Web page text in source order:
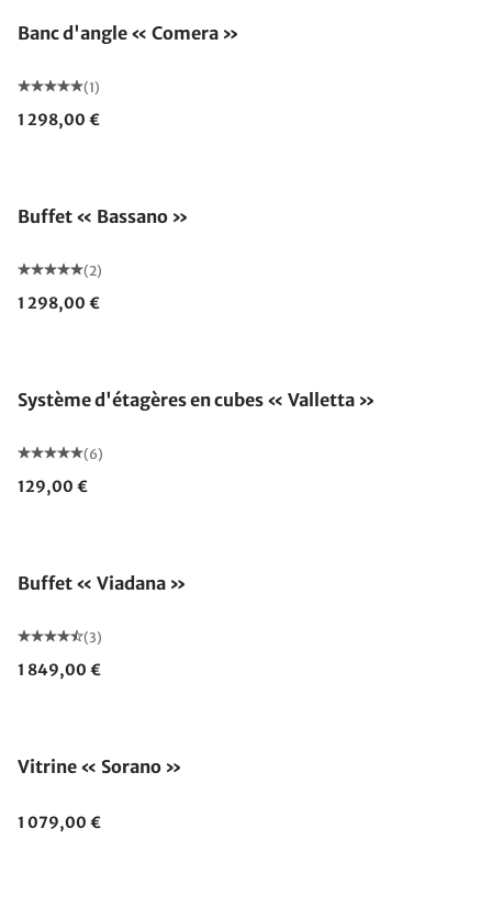
Banc d'angle « Comera »
(1)
1 298,00 €
Buffet « Bassano »
(2)
1 298,00 €
Système d'étagères en cubes « Valletta »
(6)
129,00 €
Buffet « Viadana »
(3)
1 849,00 €
Vitrine « Sorano »
1 079,00 €